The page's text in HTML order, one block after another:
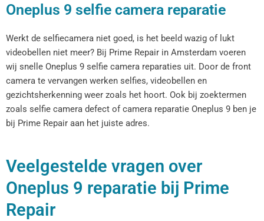
Oneplus 9 selfie camera reparatie
Werkt de selfiecamera niet goed, is het beeld wazig of lukt
videobellen niet meer? Bij Prime Repair in Amsterdam voeren
wij snelle Oneplus 9 selfie camera reparaties uit. Door de front
camera te vervangen werken selfies, videobellen en
gezichtsherkenning weer zoals het hoort. Ook bij zoektermen
zoals selfie camera defect of camera reparatie Oneplus 9 ben je
bij Prime Repair aan het juiste adres.
Veelgestelde vragen over
Oneplus 9 reparatie bij Prime
Repair